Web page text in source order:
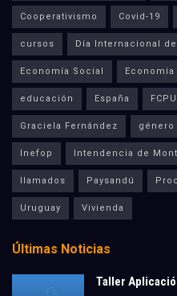
Cooperativismo Covid-19
cursos Día Internacional
Economía Social
educación España FCPU
Graciela Fernández género
Inefop Intendencia de
llamados Paysandú
Uruguay Vivienda
Últimas Noticias
Taller